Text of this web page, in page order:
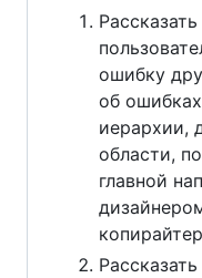
ошибку
об
иерархии,
области,
главной